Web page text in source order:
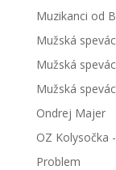
Muzikanci od
Mužská
Mužská
Mužská
Ondrej Majer
OZ Kolysočka
Problem